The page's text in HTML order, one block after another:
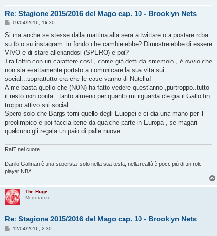
Re: Stagione 2015/2016 del Mago cap. 10 - Brooklyn Nets
M
a
g
i
o
09/04/2016, 16:30
Si ma anche se stesse dalla mattina alla sera a twittare o a postare roba
su fb o su instagram..in fondo che cambierebbe? Dimostrerebbe di essere
VIVO e di stare allenandosi (SPERO) e poi?
Tra l'altro con un carattere così , come già detti da smemolo , è ovvio che
non sia esattamente portato a comunicare la sua vita sui
social...soprattutto ora che le cose vanno di Nutella!
A me basta quello che (NON) ha fatto vedere quest'anno ,purtroppo..tutto
il resto non conta...tanto almeno per quanto mi riguarda c'è già il Gallo fin
troppo attivo sui social...
Spero solo che Bargs torni quello degli Europei e ci dia una mano per il
preolimpico e poi faccia bene da qualche parte in Europa , se magari
qualcuno gli regala un paio di palle nuove...
RafT nel cuore.
Danilo Gallinari è una superstar solo nella sua testa, nella realtà è poco più di un role
player NBA.
The Huge
Moderatore
Re: Stagione 2015/2016 del Mago cap. 10 - Brooklyn Nets
M12/04/2016, 2:30